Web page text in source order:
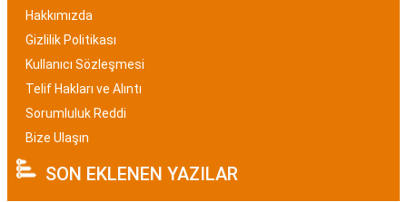
Hakkımızda
Gizlilik Politikası
Kullanıcı Sözleşmesi
Telif Hakları ve Alıntı
Sorumluluk Reddi
Bize Ulaşın
SON EKLENEN YAZILAR